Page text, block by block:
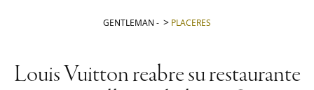
GENTLEMAN - PLACERES
Louis Vuitton reabre su restaurante